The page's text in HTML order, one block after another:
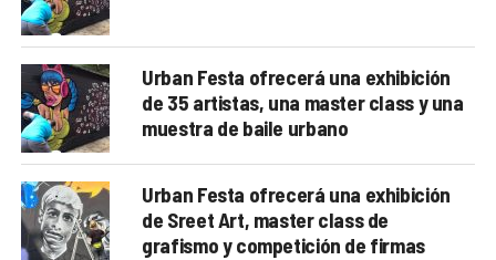
Urban Festa ofrecerá una exhibición
de 35 artistas, una master class y una
muestra de baile urbano
Urban Festa ofrecerá una exhibición
de Sreet Art, master class de
grafismo y competición de firmas